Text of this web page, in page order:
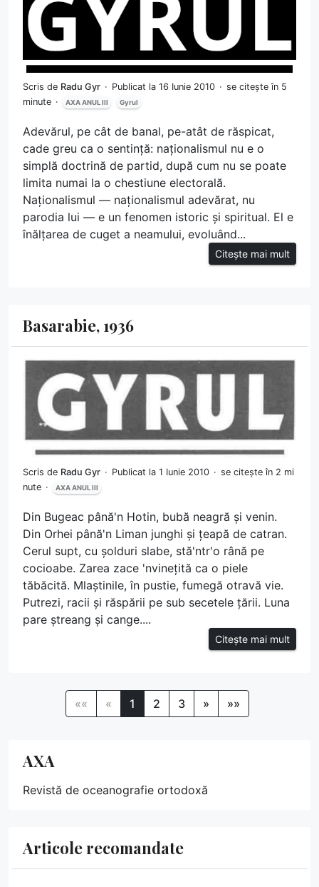
Scris de Radu Gyr Publicat la 16 Iunie 2010
se citește în 5
minute
AXA ANUL III Gyrul
Adevărul, pe cât de banal, pe-atât de răspicat,
cade greu ca o sentință: naționalismul nu e o
simplă doctrină de partid, după cum nu se poate
limita numai la o chestiune electorală.
Naționalismul — naționalismul adevărat, nu
parodia lui — e un fenomen istoric și spiritual. El e
înălțarea de cuget a neamului, evoluând...
Citește mai mult
Basarabie, 1936
Scris de Radu Gyr Publicat la 1 Iunie 2010
se citește în 2 mi
nute
AXA ANUL III
Din Bugeac până'n Hotin, bubă neagră și venin.
Din Orhei până'n Liman junghi și țeapă de catran.
Cerul supt, cu șolduri slabe, stă'ntr'o rână pe
cocioabe. Zarea zace 'nvinețită ca o piele
tăbăcită. Mlaștinile, în pustie, fumegă otravă vie.
Putrezi, racii și răspării pe sub secetele țării. Luna
pare ștreang și cange....
Citește mai mult
«« « 1 2 3 » »»
AXA
Revistă de oceanografie ortodoxă
Articole recomandate